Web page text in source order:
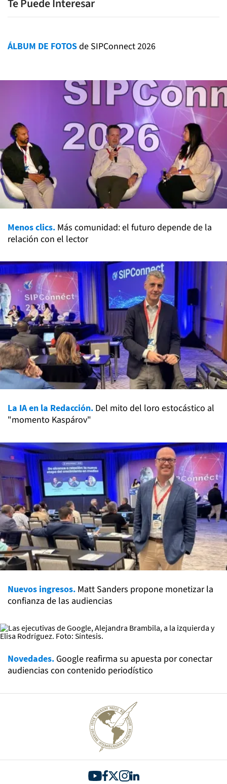
Te Puede Interesar
ÁLBUM DE FOTOSde SIPConnect 2026
Menos clics. Más comunidad: el futuro depende de la
relación con el lector
La IA en la Redacción. Del mito del loro estocástico al
"momento Kaspárov"
Nuevos ingresos. Matt Sanders propone monetizar la
confianza de las audiencias
Novedades. Google reafirma su apuesta por conectar
audiencias con contenido periodístico